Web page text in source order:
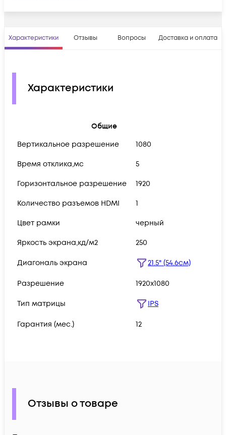
Характеристики Отзывы Вопросы Доставка и оплата
Характеристики
Общие
Вертикальное разрешение
1080
Время отклика,мс 5
Горизонтальное разрешение 1920
Количество разъемов HDMI 1
Цвет рамки черный
Яркость экрана,кд/м2 250
Диагональ экрана 21.5" (54.6см)
Разрешение 1920x1080
Тип матрицы IPS
Гарантия (мес.) 12
Отзывы о товаре